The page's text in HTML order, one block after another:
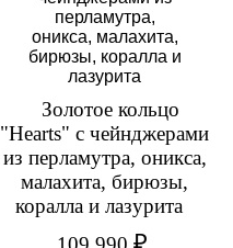
Золотое кольцо
"Hearts" с чейнджерами
из перламутра, оникса,
малахита, бирюзы,
коралла и лазурита